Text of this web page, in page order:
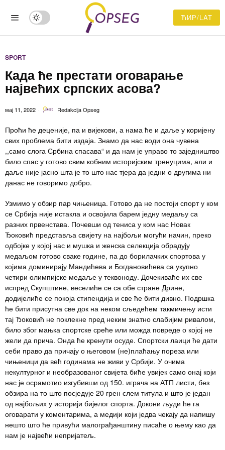
ЋИР/LAT
SPORT
Када ће престати оговарање
највећих српских асова?
мај 11, 2022 Redakcija Opseg
Проћи ће деценије, па и вијекови, а нама ће и даље у коријену
свих проблема бити издаја. Знамо да нас води она чувена
,,само слога Србина спасава“ и да нам је управо то заједништво
било спас у готово свим кобним историјским тренуцима, али и
даље није јасно шта је то што нас тјера да једни о другима ни
данас не говоримо добро.
Узмимо у обзир пар чињеница. Готово да не постоји спорт у ком
се Србија није истакла и освојила барем једну медаљу са
разних првенстава. Почевши од тениса у ком нас Новак
Ђоковић представља свијету на најбољи могући начин, преко
одбојке у којој нас и мушка и женска селекција обрадују
медаљом готово сваке године, па до борилачких спортова у
којима доминирају Мандићева и Богдановићева са укупно
четири олимпијске медаље у теквоноду. Дочекиваће их све
испред Скупштине, веселиће се са обе стране Дрине,
додијелиће се покоја стипендија и све ће бити дивно. Подршка
ће бити присутна све док на неком сљедећем такмичењу исти
тај Ђоковић не поклекне пред неким знатно слабијим ривалом,
било због мањка спортске среће или можда повреде о којој не
жели да прича. Онда ће кренути осуде. Спортски лаици ће дати
себи право да причају о његовом (не)плаћању пореза или
чињеници да већ годинама не живи у Србији. У очима
некултурног и необразованог свијета биће увијек само онај који
нас је осрамотио изгубивши од 150. играча на АТП листи, без
обзира на то што посједује 20 грен слем титула и што је један
од најбољих у историји бијелог спорта. Докони људи ће га
оговарати у коментарима, а медији који једва чекају да напишу
нешто што ће привући малограђанштину писаће о њему као да
нам је највећи непријатељ.